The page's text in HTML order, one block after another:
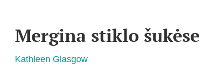
Mergina stiklo šukėse
Kathleen Glasgow